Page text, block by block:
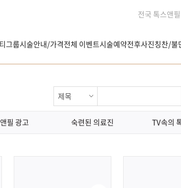
전국 톡스앤필
그룹시술안내/가격전체 이벤트시술예약전후사진칭찬/불
필 광고 숙련된 의료진 TV속의